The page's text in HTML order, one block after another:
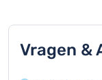
Vragen &